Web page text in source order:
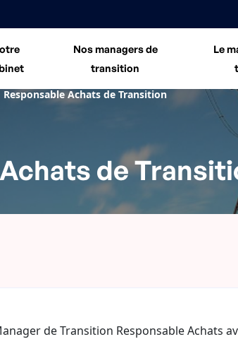
Nos managers de
transition
Le
Responsable Achats de Transition
de
de Transition Responsable Achats